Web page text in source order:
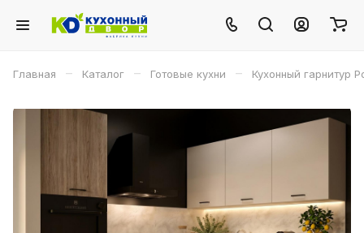
Главная – Каталог – Готовые кухни – Кухонный гарнитур